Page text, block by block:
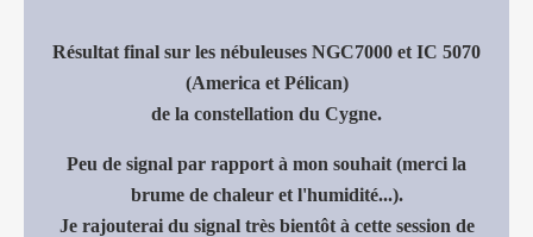
Résultat final sur les nébuleuses NGC7000 et IC 5070
(America et Pélican)
de la constellation du Cygne.
Peu de signal par rapport à mon souhait (merci la
brume de chaleur et l'humidité...).
Je rajouterai du signal très bientôt à cette session de